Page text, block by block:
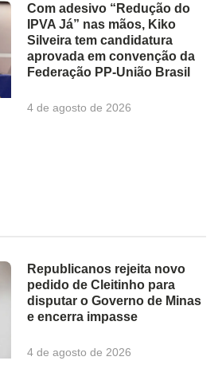
Com adesivo “Redução do
IPVA Já” nas mãos, Kiko
Silveira tem candidatura
aprovada em convenção da
Federação PP-União Brasil
4 de agosto de 2026
Republicanos rejeita novo
pedido de Cleitinho para
disputar o Governo de Minas
e encerra impasse
4 de agosto de 2026